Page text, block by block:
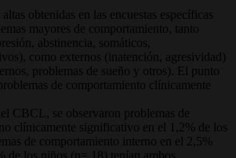
obtenidas en las encuestas específicas
mayores de comportamiento, tanto
abstinencia, somáticos,
como externos (inatención, agresividad)
problemas de sueño y otros). El punto
de comportamiento clínicamente
CBCL, se observaron problemas de
clínicamente significativo en el 1,2% de los
de comportamiento interno en el 2,5%
de los niños (n= 18) tenían ambos